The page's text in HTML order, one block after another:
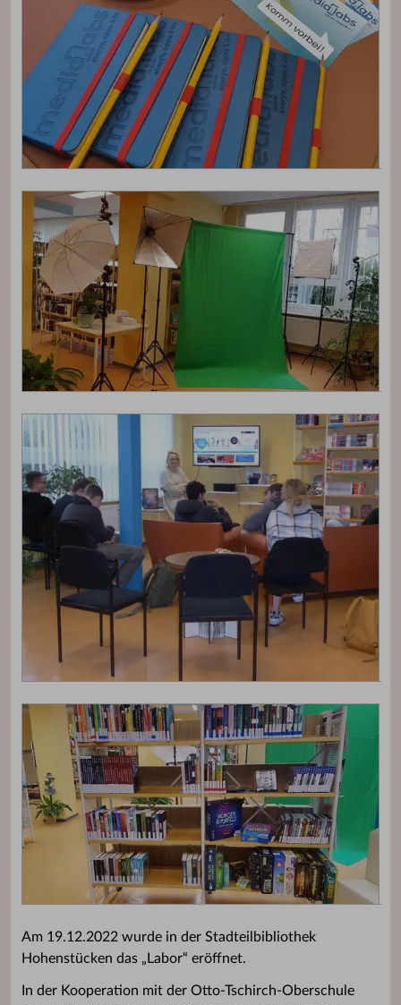
Am 19.12.2022 wurde in der Stadteilbibliothek
Hohenstücken das „Labor“ eröffnet.
In der Kooperation mit der Otto-Tschirch-Oberschule